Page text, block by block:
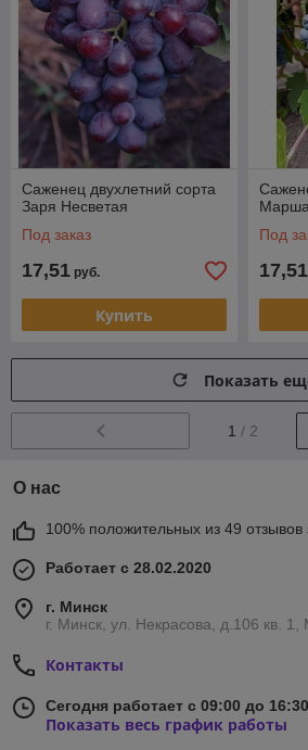
Саженец двухлетний сорта
Заря Несветая
Под заказ
17,51 руб.
Купить
Под
17,51
Показать
1 / 2
О нас
100% положительных из 49 отзывов
Работает с 28.02.2020
г. Минск
г. Минск, ул. Некрасова, д.106 кв. 1,
Контакты
Сегодня работает с 09:00 до 16:30
Показать весь график работы